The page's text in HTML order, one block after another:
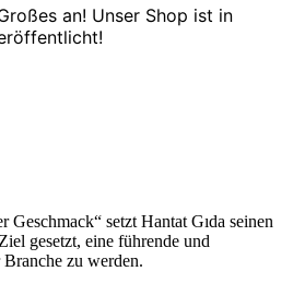
an! Unser Shop ist in
setzt Hantat Gıda seinen
gesetzt, eine führende und
zu werden.